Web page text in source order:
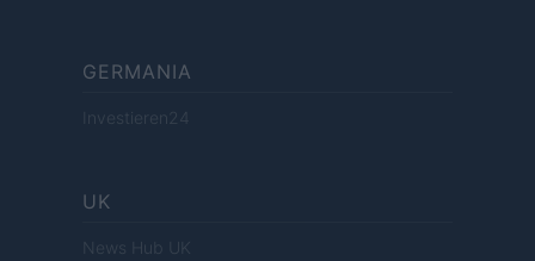
GERMANIA
Investieren24
UK
News Hub UK